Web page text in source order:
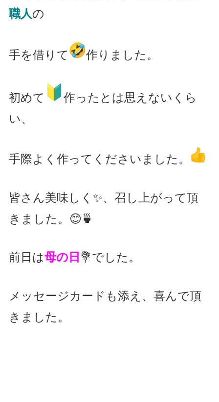
職人の
手を借りて 作りました。
初めて
作ったとは思えないくら
い、
手際よく作ってくださいました。
皆さん美味しく✨、召し上がって頂
きました。😊🍵
前日は母の日 💐でした。
メッセージカードも添え、喜んで頂
きました。